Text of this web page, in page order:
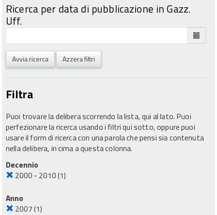
Ricerca per data di pubblicazione in Gazz.
Uff.
Avvia ricerca Azzera filtri
Filtra
Puoi trovare la delibera scorrendo la lista, qui al lato. Puoi
perfezionare la ricerca usando i filtri qui sotto, oppure puoi
usare il form di ricerca con una parola che pensi sia contenuta
nella delibera, in cima a questa colonna.
Decennio
2000 - 2010(1)
Anno
2007(1)